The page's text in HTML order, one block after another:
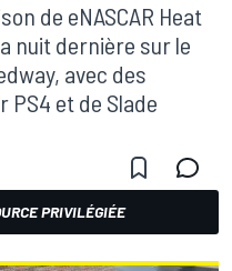
de eNASCAR Heat
nuit dernière sur le
avec des
et de Slade
PRIVILÉGIÉE